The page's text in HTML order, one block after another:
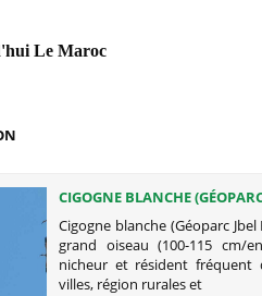
Le Maroc
CIGOGNE BLANCHE
Cigogne blanche (Géoparc
grand oiseau (100-115 cm/
nicheur et résident fréquent
villes, région rurales et